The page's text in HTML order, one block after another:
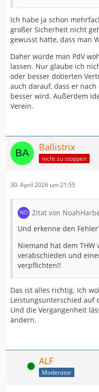
Ich habe ja schon
großer Sicherheit nicht
gewusst hätte, dass man
Daher würde man PdV
lassen. Nur glaube ich
oder besser dotierten
auch darauf, dass er
besser wird. Außerdem
Verein.
Ballistrix
nicht zu stoppen
30. April 2026 um 21:55
Zitat von
Und erkenne den
Niemand hat dem THW
verabschieden und
verpflichten!!
Das ist alles richtig. Ich
Leistungsunterschied auf
Und die Vergangenheit
ändern.
Online ALF
Moderator